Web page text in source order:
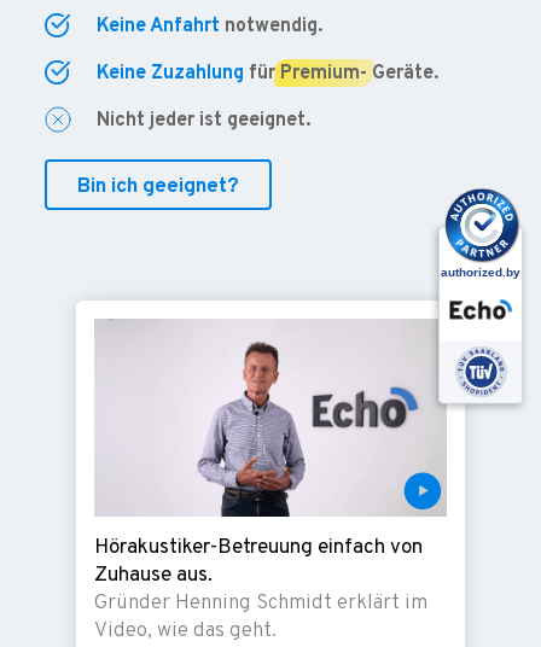
Keine Anfahrt notwendig.
Keine Zuzahlung für Premium- Geräte.
Nicht jeder ist geeignet.
Bin ich geeignet?
Hörakustiker-Betreuung einfach von
Zuhause aus.
Gründer Henning Schmidt erklärt im
Video, wie das geht.